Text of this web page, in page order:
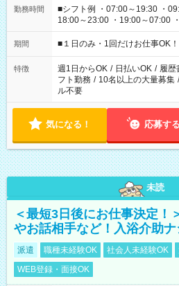
勤務時間
■シフト例 ・07:00～19:30 ・
18:00～23:00 ・19:00～07:00
etc ★最短で3時間で5,120円のお仕事から 15時間で2万円近く稼
げるお仕事も！ ご希望のお時間に合わせてご紹介！ ※シフトは
ください！
期間 ■１日のみ・1回だけお仕事OK！
特徴 週1日からOK / 日払いOK / 履歴
フト勤務 / 10名以上の大量募集 /
ル不要
気になる！ 応募する
未読
＜最短3日後にお仕事決定！
やお話相手など！入浴介助ナ
派遣 職種未経験OK 社会人未経験OK
WEB登録・面接OK